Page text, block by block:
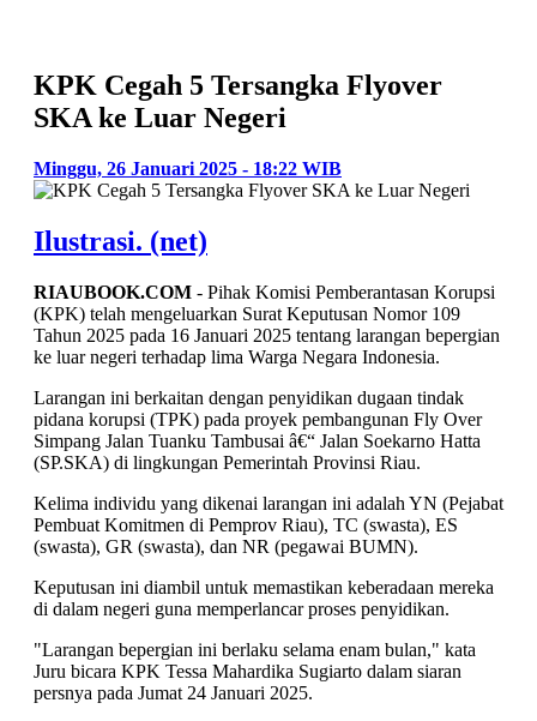
KPK Cegah 5 Tersangka Flyover
SKA ke Luar Negeri
Minggu, 26 Januari 2025 - 18:22 WIB
Ilustrasi. (net)
RIAUBOOK.COM - Pihak Komisi Pemberantasan Korupsi
(KPK) telah mengeluarkan Surat Keputusan Nomor 109
Tahun 2025 pada 16 Januari 2025 tentang larangan bepergian
ke luar negeri terhadap lima Warga Negara Indonesia.
Larangan ini berkaitan dengan penyidikan dugaan tindak
pidana korupsi (TPK) pada proyek pembangunan Fly Over
Simpang Jalan Tuanku Tambusai â€“ Jalan Soekarno Hatta
(SP.SKA) di lingkungan Pemerintah Provinsi Riau.
Kelima individu yang dikenai larangan ini adalah YN (Pejabat
Pembuat Komitmen di Pemprov Riau), TC (swasta), ES
(swasta), GR (swasta), dan NR (pegawai BUMN).
Keputusan ini diambil untuk memastikan keberadaan mereka
di dalam negeri guna memperlancar proses penyidikan.
"Larangan bepergian ini berlaku selama enam bulan," kata
Juru bicara KPK Tessa Mahardika Sugiarto dalam siaran
persnya pada Jumat 24 Januari 2025.